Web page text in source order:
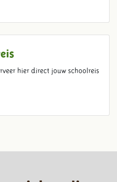
hier direct jouw schoolreis